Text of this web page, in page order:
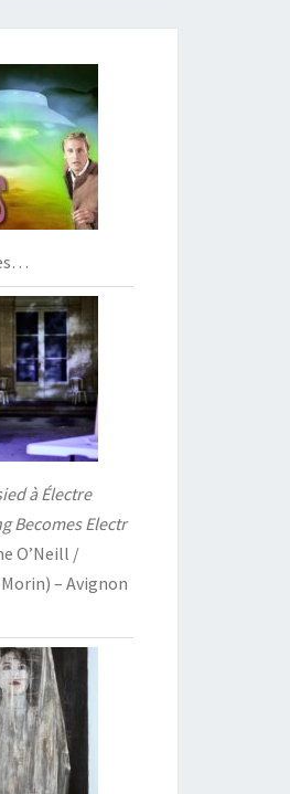
à Électre
Becomes Electr
O’Neill /
– Avignon